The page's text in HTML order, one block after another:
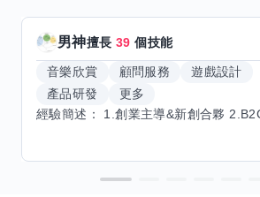
男神擅長39 個技能
音樂欣賞 顧問服務
遊戲設計
產品研發
更多